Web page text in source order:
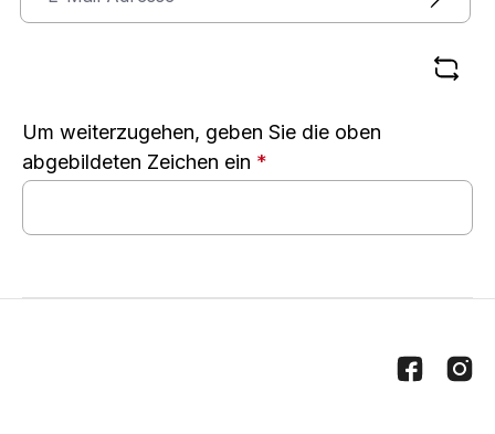
Um weiterzugehen, geben Sie die oben
abgebildeten Zeichen ein *